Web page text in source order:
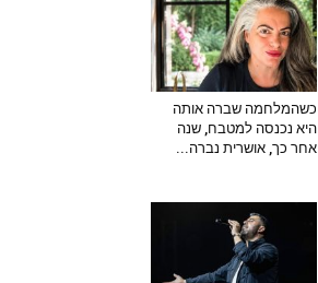
כשהמלחמה שברה אותה
היא נכנסה למטבח, שנה
אחר כך, אושרית נברה...